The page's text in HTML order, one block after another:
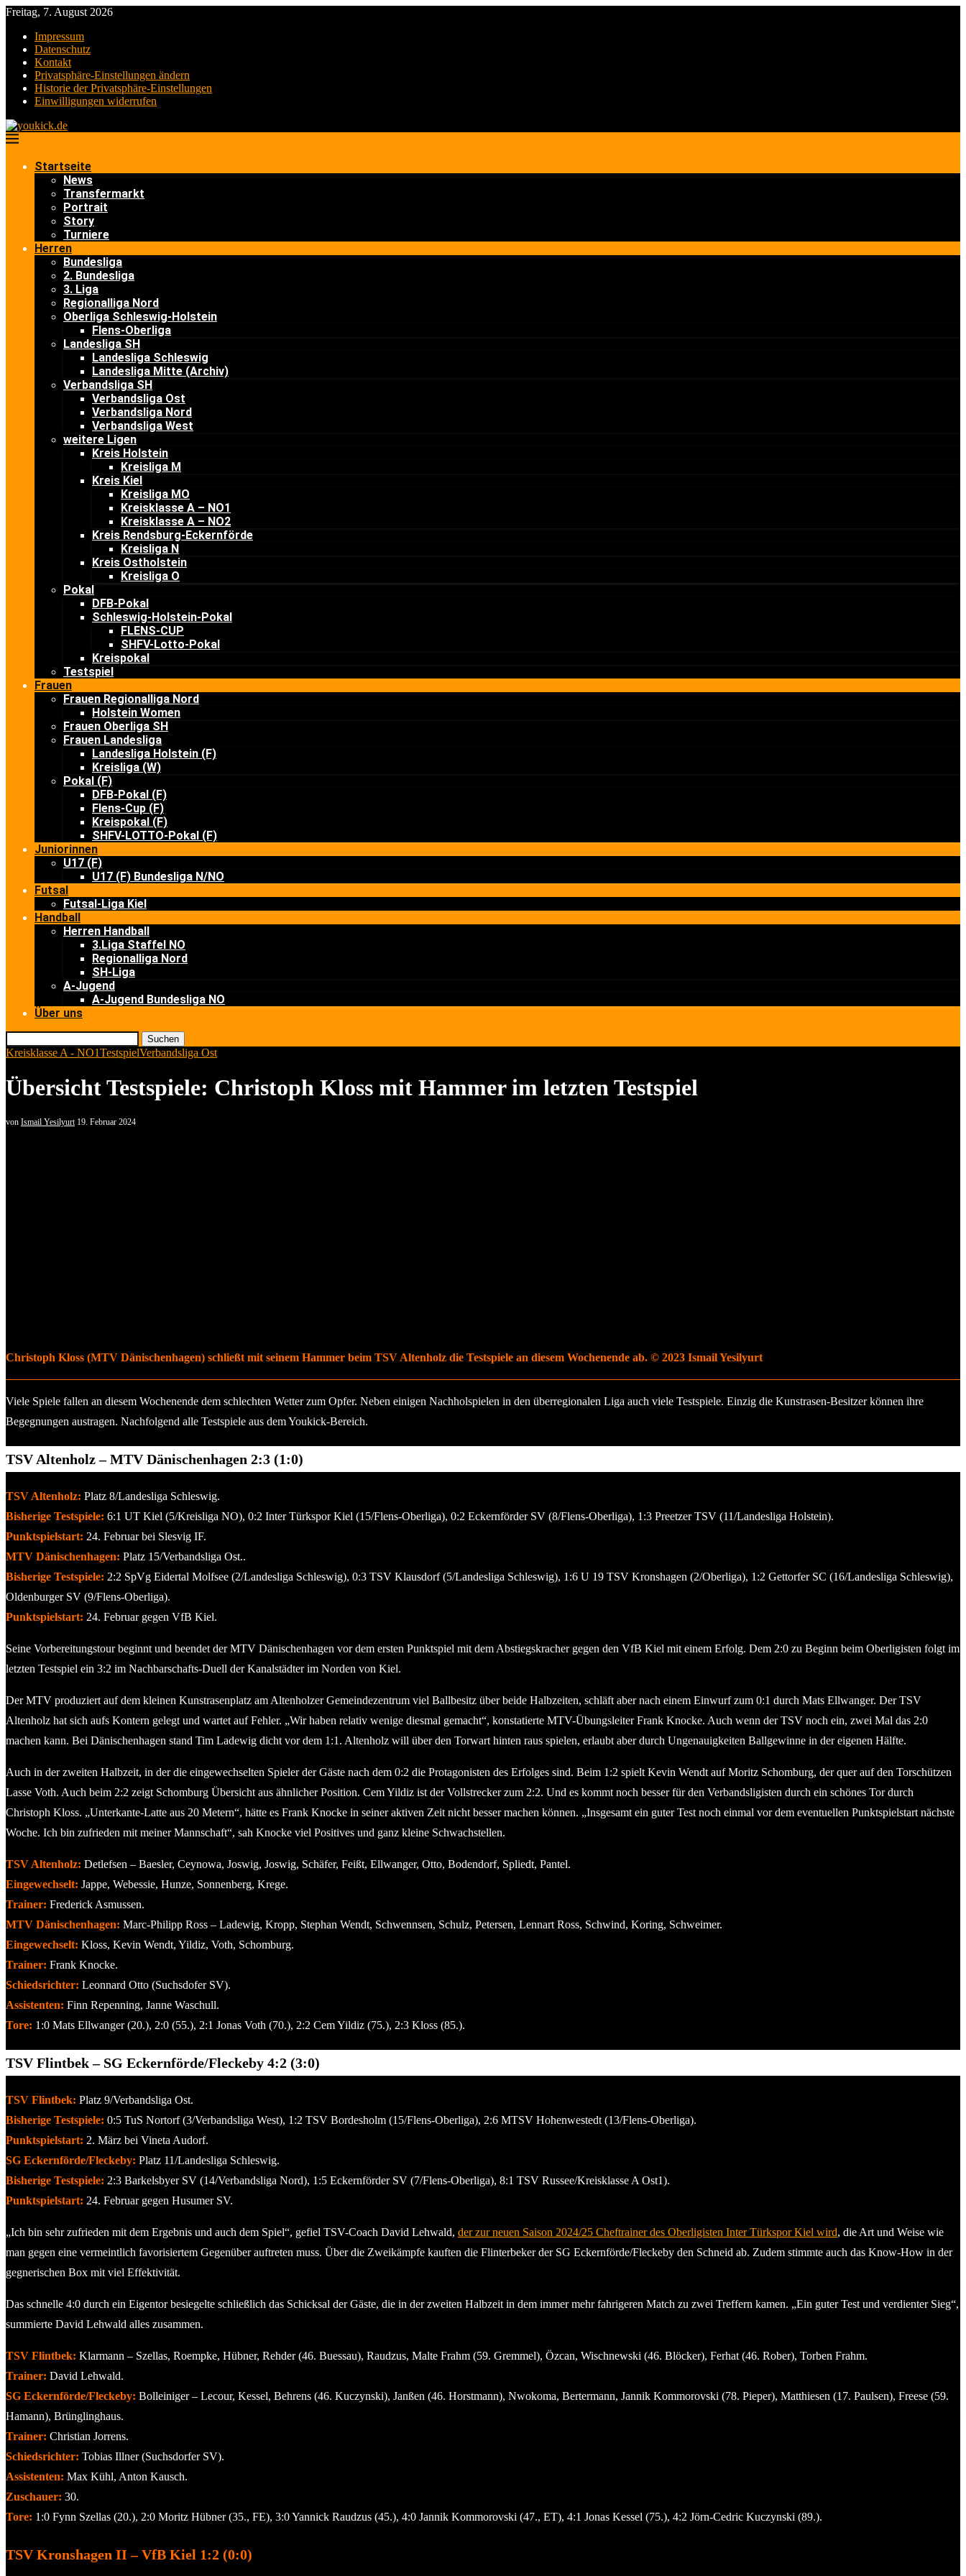
Freitag, 7. August 2026
Impressum
Datenschutz
Kontakt
Privatsphäre-Einstellungen ändern
Historie der Privatsphäre-Einstellungen
Einwilligungen widerrufen
Startseite
News
Transfermarkt
Portrait
Story
Turniere
Herren
Bundesliga
2. Bundesliga
3. Liga
Regionalliga Nord
Oberliga Schleswig-Holstein
Flens-Oberliga
Landesliga SH
Landesliga Schleswig
Landesliga Mitte (Archiv)
Verbandsliga SH
Verbandsliga Ost
Verbandsliga Nord
Verbandsliga West
weitere Ligen
Kreis Holstein
Kreisliga M
Kreis Kiel
Kreisliga MO
Kreisklasse A – NO1
Kreisklasse A – NO2
Kreis Rendsburg-Eckernförde
Kreisliga N
Kreis Ostholstein
Kreisliga O
Pokal
DFB-Pokal
Schleswig-Holstein-Pokal
FLENS-CUP
SHFV-Lotto-Pokal
Kreispokal
Testspiel
Frauen
Frauen Regionalliga Nord
Holstein Women
Frauen Oberliga SH
Frauen Landesliga
Landesliga Holstein (F)
Kreisliga (W)
Pokal (F)
DFB-Pokal (F)
Flens-Cup (F)
Kreispokal (F)
SHFV-LOTTO-Pokal (F)
Juniorinnen
U17 (F)
U17 (F) Bundesliga N/NO
Futsal
Futsal-Liga Kiel
Handball
Herren Handball
3.Liga Staffel NO
Regionalliga Nord
SH-Liga
A-Jugend
A-Jugend Bundesliga NO
Über uns
Suchen
Kreisklasse A - NO1TestspielVerbandsliga Ost
Übersicht Testspiele: Christoph Kloss mit Hammer im letzten Testspiel
von Ismail Yesilyurt 19. Februar 2024
Christoph Kloss (MTV Dänischenhagen) schließt mit seinem Hammer beim TSV Altenholz die Testspiele an diesem Wochenende ab. © 2023 Ismail Yesilyurt
Viele Spiele fallen an diesem Wochenende dem schlechten Wetter zum Opfer. Neben einigen Nachholspielen in den überregionalen Liga auch viele Testspiele. Einzig die Kunstrasen-Besitzer können ihre
Begegnungen austragen. Nachfolgend alle Testspiele aus dem Youkick-Bereich.
TSV Altenholz – MTV Dänischenhagen 2:3 (1:0)
TSV Altenholz: Platz 8/Landesliga Schleswig.
Bisherige Testspiele: 6:1 UT Kiel (5/Kreisliga NO), 0:2 Inter Türkspor Kiel (15/Flens-Oberliga), 0:2 Eckernförder SV (8/Flens-Oberliga), 1:3 Preetzer TSV (11/Landesliga Holstein).
Punktspielstart: 24. Februar bei Slesvig IF.
MTV Dänischenhagen: Platz 15/Verbandsliga Ost..
Bisherige Testspiele: 2:2 SpVg Eidertal Molfsee (2/Landesliga Schleswig), 0:3 TSV Klausdorf (5/Landesliga Schleswig), 1:6 U 19 TSV Kronshagen (2/Oberliga), 1:2 Gettorfer SC (16/Landesliga Schleswig),
Oldenburger SV (9/Flens-Oberliga).
Punktspielstart: 24. Februar gegen VfB Kiel.
Seine Vorbereitungstour beginnt und beendet der MTV Dänischenhagen vor dem ersten Punktspiel mit dem Abstiegskracher gegen den VfB Kiel mit einem Erfolg. Dem 2:0 zu Beginn beim Oberligisten folgt im
letzten Testspiel ein 3:2 im Nachbarschafts-Duell der Kanalstädter im Norden von Kiel.
Der MTV produziert auf dem kleinen Kunstrasenplatz am Altenholzer Gemeindezentrum viel Ballbesitz über beide Halbzeiten, schläft aber nach einem Einwurf zum 0:1 durch Mats Ellwanger. Der TSV
Altenholz hat sich aufs Kontern gelegt und wartet auf Fehler. „Wir haben relativ wenige diesmal gemacht“, konstatierte MTV-Übungsleiter Frank Knocke. Auch wenn der TSV noch ein, zwei Mal das 2:0
machen kann. Bei Dänischenhagen stand Tim Ladewig dicht vor dem 1:1. Altenholz will über den Torwart hinten raus spielen, erlaubt aber durch Ungenauigkeiten Ballgewinne in der eigenen Hälfte.
Auch in der zweiten Halbzeit, in der die eingewechselten Spieler der Gäste nach dem 0:2 die Protagonisten des Erfolges sind. Beim 1:2 spielt Kevin Wendt auf Moritz Schomburg, der quer auf den Torschützen
Lasse Voth. Auch beim 2:2 zeigt Schomburg Übersicht aus ähnlicher Position. Cem Yildiz ist der Vollstrecker zum 2:2. Und es kommt noch besser für den Verbandsligisten durch ein schönes Tor durch
Christoph Kloss. „Unterkante-Latte aus 20 Metern“, hätte es Frank Knocke in seiner aktiven Zeit nicht besser machen können. „Insgesamt ein guter Test noch einmal vor dem eventuellen Punktspielstart nächste
Woche. Ich bin zufrieden mit meiner Mannschaft“, sah Knocke viel Positives und ganz kleine Schwachstellen.
TSV Altenholz: Detlefsen – Baesler, Ceynowa, Joswig, Joswig, Schäfer, Feißt, Ellwanger, Otto, Bodendorf, Spliedt, Pantel.
Eingewechselt: Jappe, Webessie, Hunze, Sonnenberg, Krege.
Trainer: Frederick Asmussen.
MTV Dänischenhagen: Marc-Philipp Ross – Ladewig, Kropp, Stephan Wendt, Schwennsen, Schulz, Petersen, Lennart Ross, Schwind, Koring, Schweimer.
Eingewechselt: Kloss, Kevin Wendt, Yildiz, Voth, Schomburg.
Trainer: Frank Knocke.
Schiedsrichter: Leonnard Otto (Suchsdofer SV).
Assistenten: Finn Repenning, Janne Waschull.
Tore: 1:0 Mats Ellwanger (20.), 2:0 (55.), 2:1 Jonas Voth (70.), 2:2 Cem Yildiz (75.), 2:3 Kloss (85.).
TSV Flintbek – SG Eckernförde/Fleckeby 4:2 (3:0)
TSV Flintbek: Platz 9/Verbandsliga Ost.
Bisherige Testspiele: 0:5 TuS Nortorf (3/Verbandsliga West), 1:2 TSV Bordesholm (15/Flens-Oberliga), 2:6 MTSV Hohenwestedt (13/Flens-Oberliga).
Punktspielstart: 2. März bei Vineta Audorf.
SG Eckernförde/Fleckeby: Platz 11/Landesliga Schleswig.
Bisherige Testspiele: 2:3 Barkelsbyer SV (14/Verbandsliga Nord), 1:5 Eckernförder SV (7/Flens-Oberliga), 8:1 TSV Russee/Kreisklasse A Ost1).
Punktspielstart: 24. Februar gegen Husumer SV.
„Ich bin sehr zufrieden mit dem Ergebnis und auch dem Spiel“, gefiel TSV-Coach David Lehwald, der zur neuen Saison 2024/25 Cheftrainer des Oberligisten Inter Türkspor Kiel wird, die Art und Weise wie
man gegen eine vermeintlich favorisiertem Gegenüber auftreten muss. Über die Zweikämpfe kauften die Flinterbeker der SG Eckernförde/Fleckeby den Schneid ab. Zudem stimmte auch das Know-How in der
gegnerischen Box mit viel Effektivität.
Das schnelle 4:0 durch ein Eigentor besiegelte schließlich das Schicksal der Gäste, die in der zweiten Halbzeit in dem immer mehr fahrigeren Match zu zwei Treffern kamen. „Ein guter Test und verdienter Sieg“,
summierte David Lehwald alles zusammen.
TSV Flintbek: Klarmann – Szellas, Roempke, Hübner, Rehder (46. Buessau), Raudzus, Malte Frahm (59. Gremmel), Özcan, Wischnewski (46. Blöcker), Ferhat (46. Rober), Torben Frahm.
Trainer: David Lehwald.
SG Eckernförde/Fleckeby: Bolleiniger – Lecour, Kessel, Behrens (46. Kuczynski), Janßen (46. Horstmann), Nwokoma, Bertermann, Jannik Kommorovski (78. Pieper), Matthiesen (17. Paulsen), Freese (59.
Hamann), Brünglinghaus.
Trainer: Christian Jorrens.
Schiedsrichter: Tobias Illner (Suchsdorfer SV).
Assistenten: Max Kühl, Anton Kausch.
Zuschauer: 30.
Tore: 1:0 Fynn Szellas (20.), 2:0 Moritz Hübner (35., FE), 3:0 Yannick Raudzus (45.), 4:0 Jannik Kommorovski (47., ET), 4:1 Jonas Kessel (75.), 4:2 Jörn-Cedric Kuczynski (89.).
TSV Kronshagen II – VfB Kiel 1:2 (0:0)